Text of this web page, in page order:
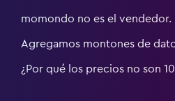
momondo no es el vendedor.
Agregamos montones de
¿Por qué los precios no son